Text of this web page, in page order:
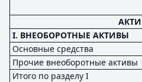
I. ВНЕОБОРОТНЫЕ АКТИВЫ
Основные средства
Прочие внеоборотные активы
Итого по разделу I